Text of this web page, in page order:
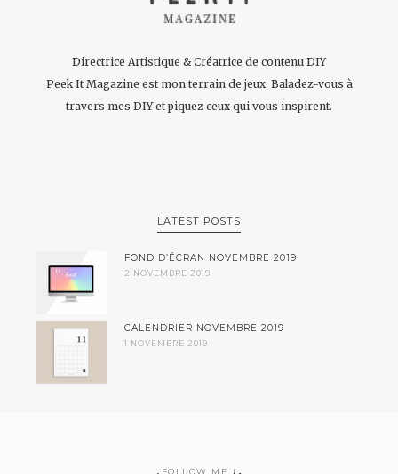
Directrice Artistique & Créatrice de contenu DIY
Peek It Magazine est mon terrain de jeux. Baladez-vous à
travers mes DIY et piquez ceux qui vous inspirent.
LATEST POSTS
FOND D’ÉCRAN NOVEMBRE 2019
2 NOVEMBRE 2019
CALENDRIER NOVEMBRE 2019
1 NOVEMBRE 2019
FOLLOW ME !